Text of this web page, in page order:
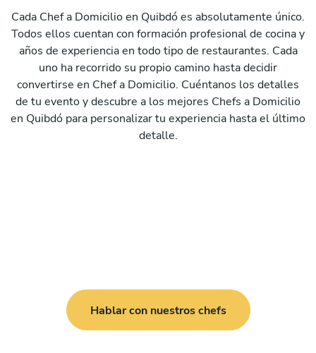
Cada Chef a Domicilio en Quibdó es absolutamente único.
Todos ellos cuentan con formación profesional de cocina y
años de experiencia en todo tipo de restaurantes. Cada
uno ha recorrido su propio camino hasta decidir
convertirse en Chef a Domicilio. Cuéntanos los detalles
de tu evento y descubre a los mejores Chefs a Domicilio
en Quibdó para personalizar tu experiencia hasta el último
detalle.
Hablar con nuestros chefs